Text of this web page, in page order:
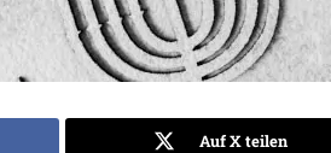
Auf X teilen